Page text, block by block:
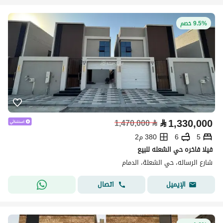
9.5% خصم
⃁1,330,000
⃁
1,470,000
5
6
380 م2
فيلا فاخره حي الشعله للبيع
شارع الرساله، حي الشعلة، الدمام
الإيميل
اتصال